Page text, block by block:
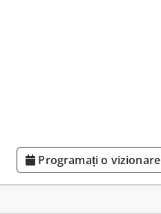
Programați o vizionare